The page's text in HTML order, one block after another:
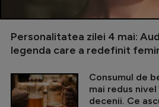
Personalitatea zilei 4 mai:
legenda care a redefinit
Consumul de
mai redus
decenii. Ce